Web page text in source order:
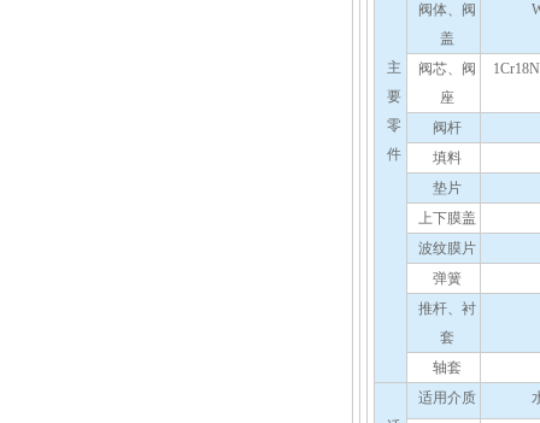
主
要
零
件
阀体、阀
盖
阀芯、阀
座
阀杆
填料
垫片
上下膜盖
波纹膜片
弹簧
推杆、衬
套
轴套
适用介质